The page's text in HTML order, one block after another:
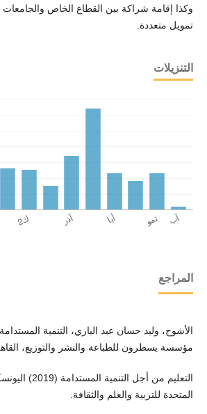
وكذا إقامة شراكة بين القطاع الخاص
تمويل متعددة.
التنزيلات
المراجع
الأشوح، وليد حسان عبد الباري، التنمية
مؤسسة يسطرون للطباعة والنشر والتوزيع،
التعليم من أجل
المتحدة للتربية والعلم والثقافة.